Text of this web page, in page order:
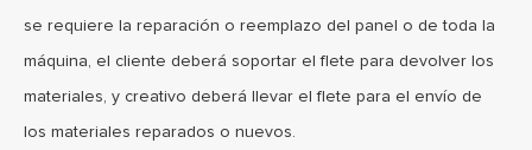
se requiere la reparación o reemplazo del panel o de toda la
máquina, el cliente deberá soportar el flete para devolver los
materiales, y creativo deberá llevar el flete para el envío de
los materiales reparados o nuevos.